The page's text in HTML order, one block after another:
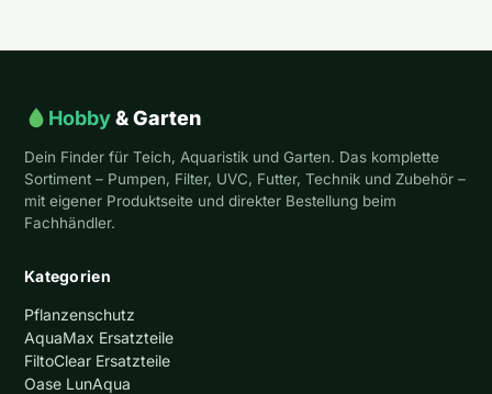
Hobby& Garten
Dein Finder für Teich, Aquaristik und Garten. Das komplette
Sortiment – Pumpen, Filter, UVC, Futter, Technik und Zubehör –
mit eigener Produktseite und direkter Bestellung beim
Fachhändler.
Kategorien
Pflanzenschutz
AquaMax Ersatzteile
FiltoClear Ersatzteile
Oase LunAqua